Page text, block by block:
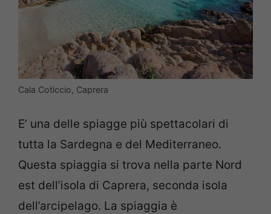
Cala Coticcio, Caprera
E’ una delle spiagge più spettacolari di
tutta la Sardegna e del Mediterraneo.
Questa spiaggia si trova nella parte Nord
est dell’isola di Caprera, seconda isola
dell’arcipelago. La spiaggia è